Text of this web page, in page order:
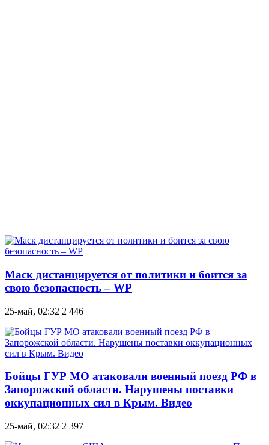
Маск дистанцируется от политики и боится за
свою безопасность – WP
25-май, 02:32 2 446
Бойцы ГУР МО атаковали военный поезд РФ в
Запорожской области. Нарушены поставки
оккупационных сил в Крым. Видео
25-май, 02:32 2 397